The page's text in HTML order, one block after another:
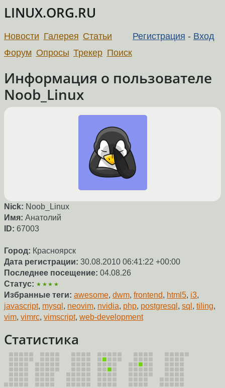
LINUX.ORG.RU
Регистрация - Вход
Новости Галерея Статьи
Форум Опросы Трекер Поиск
Информация о пользователе
Noob_Linux
Nick: Noob_Linux
Имя: Анатолий
ID: 67003
Город: Красноярск
Дата регистрации: 30.08.2010 06:41:22 +00:00
Последнее посещение: 04.08.26
Статус: ★★★★
Избранные теги: awesome, dwm, frontend, html5, i3,
javascript, mysql , neovim, nvidia, php, postgresql , sql , tiling,
vim, vimrc, vimscript, web-development
Статистика